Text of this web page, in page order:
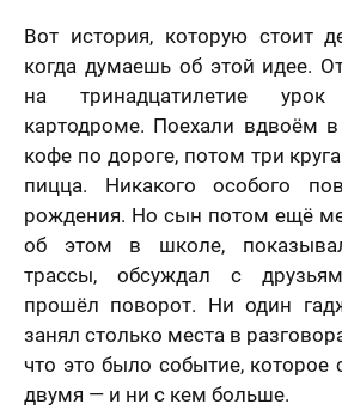
Вот история, которую стоит
когда думаешь об этой идее.
на тринадцатилетие
картодроме. Поехали вдвоём
кофе по дороге, потом три
пицца. Никакого особого
рождения. Но сын потом ещё
об этом в школе,
трассы, обсуждал с
прошёл поворот. Ни один
занял столько места в
что это было событие, которое
двумя — и ни с кем больше.
Вашего
Ваше имя
5
К какому поводу
картину?
Ответьте на вопросы и узнайте
вашего портрета
Как
скоро
Вам
нужен
подарок?
Ответьте
на
вопросы
и
узнайте
стоимость
вашего
портрета
шаг!
контакты,
цену и
15 минут.
на
Ваша оценка*
Ваш Отзыв*